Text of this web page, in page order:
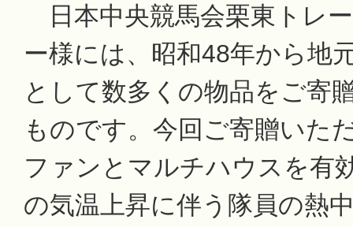
日本中央競馬会栗東トレ
ー様には、昭和48年から地
として数多くの物品をご寄
ものです。今回ご寄贈いた
ファンとマルチハウスを有
の気温上昇に伴う隊員の熱